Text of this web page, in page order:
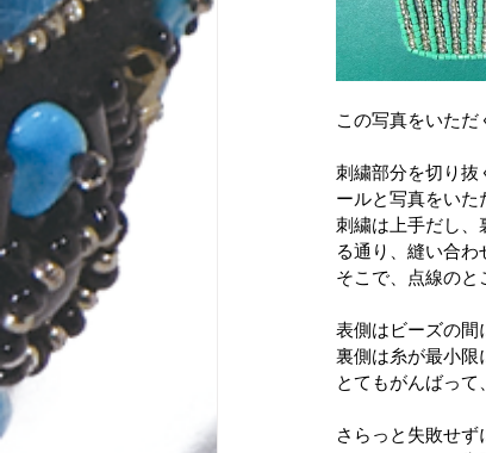
この写真をいただ
刺繍部分を切り抜
ールと写真をいた
刺繍は上手だし、
る通り、縫い合わ
そこで、点線のと
表側はビーズの間
裏側は糸が最小限
とてもがんばって
さらっと失敗せず